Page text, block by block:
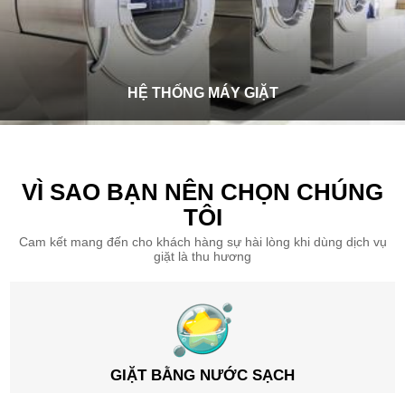
HỆ THỐNG MÁY GIẶT
VÌ SAO BẠN NÊN CHỌN CHÚNG
TÔI
Cam kết mang đến cho khách hàng sự hài lòng khi dùng dịch vụ
giặt là thu hương
GIẶT BẰNG NƯỚC SẠCH